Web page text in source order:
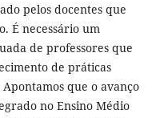
pelos docentes que
É necessário um
de professores que
de práticas
que o avanço
no Ensino Médio